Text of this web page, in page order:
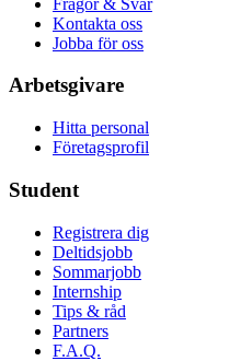
Kontakta oss
Jobba för oss
Arbetsgivare
Hitta personal
Företagsprofil
Student
Registrera dig
Deltidsjobb
Sommarjobb
Internship
Tips & råd
Partners
F.A.Q.